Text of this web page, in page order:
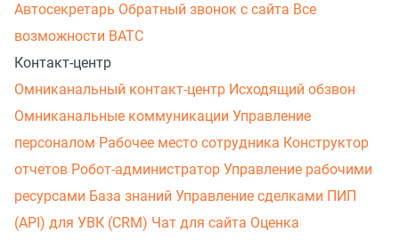
Автосекретарь Обратный звонок с сайта Все
возможности ВАТС
Контакт-центр
Омниканальный контакт-центр Исходящий обзвон
Омниканальные коммуникации Управление
персоналом Рабочее место сотрудника Конструктор
отчетов Робот-администратор Управление рабочими
ресурсами База знаний Управление сделками ПИП
(API) для УВК (CRM) Чат для сайта Оценка